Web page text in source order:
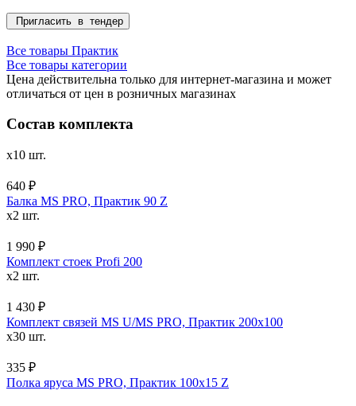
Пригласить в тендер
Все товары Практик
Все товары категории
Цена действительна только для интернет-магазина и может
отличаться от цен в розничных магазинах
Состав комплекта
x10 шт.
640 ₽
Балка MS PRO, Практик 90 Z
x2 шт.
1 990 ₽
Комплект стоек Profi 200
x2 шт.
1 430 ₽
Комплект связей MS U/MS PRO, Практик 200x100
x30 шт.
335 ₽
Полка яруса MS PRO, Практик 100х15 Z